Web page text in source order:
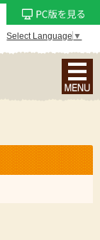
Select Language ▼
ナ
ビ
ョ
ン